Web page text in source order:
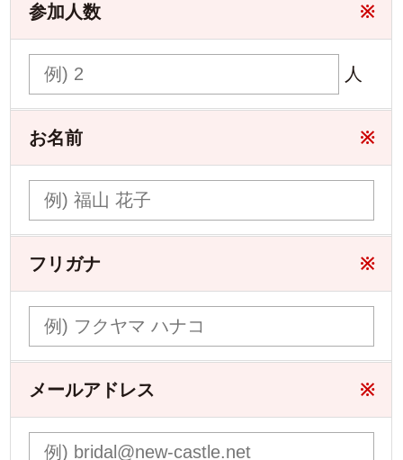
参加人数 ※
人
お名前 ※
フリガナ ※
メールアドレス ※